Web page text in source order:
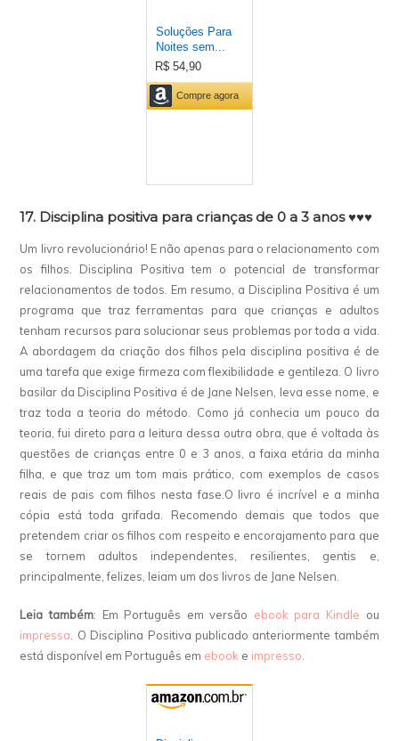
17. Disciplina positiva para crianças de 0 a 3 anos ♥♥♥
Um livro revolucionário! E não apenas para o relacionamento com
os filhos. Disciplina Positiva tem o potencial de transformar
relacionamentos de todos. Em resumo, a Disciplina Positiva é um
programa que traz ferramentas para que crianças e adultos
tenham recursos para solucionar seus problemas por toda a vida.
A abordagem da criação dos filhos pela disciplina positiva é de
uma tarefa que exige firmeza com flexibilidade e gentileza. O livro
basilar da Disciplina Positiva é de Jane Nelsen, leva esse nome, e
traz toda a teoria do método. Como já conhecia um pouco da
teoria, fui direto para a leitura dessa outra obra, que é voltada às
questões de crianças entre 0 e 3 anos, a faixa etária da minha
filha, e que traz um tom mais prático, com exemplos de casos
reais de pais com filhos nesta fase.O livro é incrível e a minha
cópia está toda grifada. Recomendo demais que todos que
pretendem criar os filhos com respeito e encorajamento para que
se tornem adultos independentes, resilientes, gentis e,
principalmente, felizes, leiam um dos livros de Jane Nelsen.
Leia também: Em Português em versão ebook para Kindle ou
impressa . O Disciplina Positiva publicado anteriormente também
está disponível em Português em ebook e impresso